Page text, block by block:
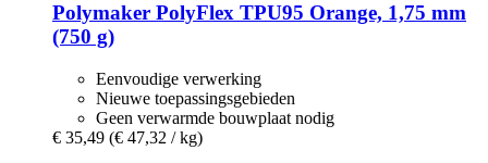
Polymaker PolyFlex TPU95 Orange, 1,75 mm
(750 g)
Eenvoudige verwerking
Nieuwe toepassingsgebieden
Geen verwarmde bouwplaat nodig
€ 35,49 (€ 47,32 / kg)